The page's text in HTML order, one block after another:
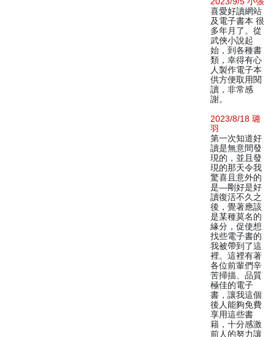
喜愛好讀網站
及電子書本 很
多年月了。從
武俠小說起
始，到各種書
類，幸得有心
人製作電子本
供方便取用閱
讀，非常感
謝。
2023/8/18 璐
羽
第一次知道好
讀是無意間發
現的，並且發
現的那天令我
驚喜且意外的
是—剛好是好
讀復活不久之
後，覺著應該
是某種莫名的
緣分，促使想
找些電子書的
我被帶到了這
裡。這裡有著
各位前輩們辛
苦掃描、品質
極佳的電子
書，讓我這個
後人能夠免費
享用這些書
籍，十分感激
前人的努力讓